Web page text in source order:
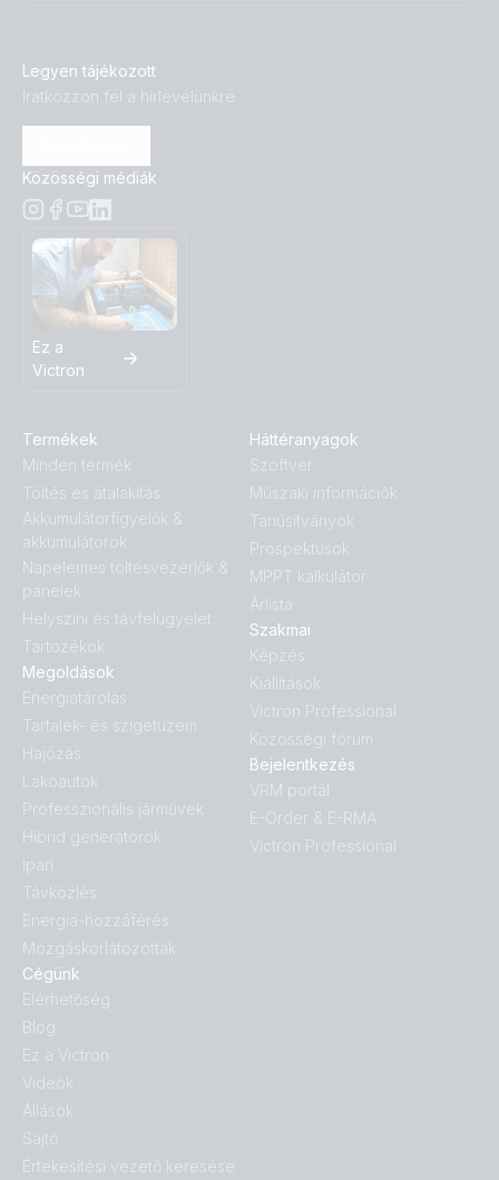
Legyen tájékozott
Iratkozzon fel a hírlevelünkre
Közösségi médiák
Ez a
Victron
Termékek
Minden termék
Töltés és átalakítás
Akkumulátorfigyelők &
akkumulátorok
Napelemes töltésvezérlők &
panelek
Helyszíni és távfelügyelet
Tartozékok
Megoldások
Energiatárolás
Tartalék- és szigetüzem
Hajózás
Lakóautók
Professzionális járművek
Hibrid generátorok
Ipari
Távközlés
Energia-hozzáférés
Mozgáskorlátozottak
Cégünk
Elérhetőség
Blog
Ez a Victron
Videók
Állások
Sajtó
Értekesítési vezető keresése
Háttéranyagok
Szoftver
Műszaki információk
Tanúsítványok
Prospektusok
MPPT kalkulátor
Árlista
Szakmai
Képzés
Kiállítások
Victron Professional
Közösségi fórum
Bejelentkezés
VRM portál
E-Order & E-RMA
Victron Professional